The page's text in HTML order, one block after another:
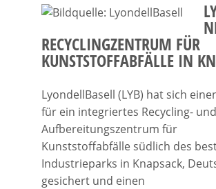
RECYCLINGZENTRUM FÜR
KUNSTSTOFFABFÄLLE IN
LyondellBasell (LYB) hat sich
für ein integriertes Recycling- und
Aufbereitungszentrum für
Kunststoffabfälle südlich des
Industrieparks in Knapsack,
gesichert und einen